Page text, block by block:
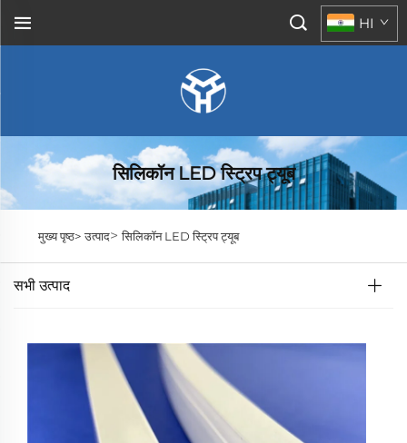
HI
सिलिकॉन LED स्ट्रिप ट्यूब
मुख्य पृष्ठ> उत्पाद>सिलिकॉन LED स्ट्रिप ट्यूब
सभी उत्पाद